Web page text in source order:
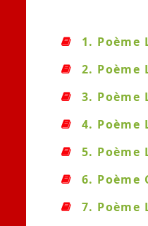
1. Poème
2. Poème
3. Poème
4. Poème
5. Poème
6. Poème
7. Poème